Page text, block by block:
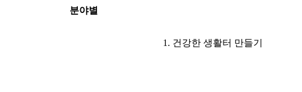
분야별
1. 건강한 생활터 만들기